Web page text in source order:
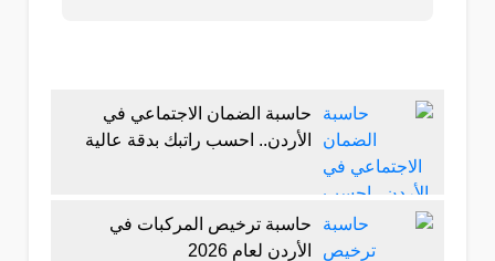
حاسبة الضمان الاجتماعي في
الأردن.. احسب راتبك بدقة عالية
حاسبة ترخيص المركبات في
الأردن لعام 2026